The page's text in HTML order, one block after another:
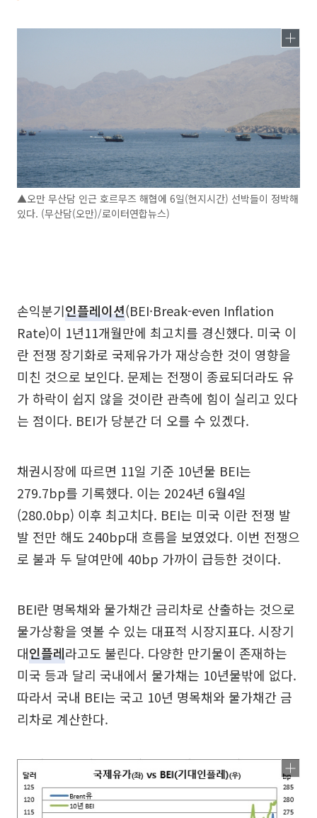
▲오만 무산담 인근 호르무즈 해협에 6일(현지시간) 선박들이 정박해
있다. (무산담(오만)/로이터연합뉴스)
손익분기인플레이션(BEI·Break-even Inflation
Rate)이 1년11개월만에 최고치를 경신했다. 미국 이
란 전쟁 장기화로 국제유가가 재상승한 것이 영향을
미친 것으로 보인다. 문제는 전쟁이 종료되더라도 유
가 하락이 쉽지 않을 것이란 관측에 힘이 실리고 있다
는 점이다. BEI가 당분간 더 오를 수 있겠다.
채권시장에 따르면 11일 기준 10년물 BEI는
279.7bp를 기록했다. 이는 2024년 6월4일
(280.0bp) 이후 최고치다. BEI는 미국 이란 전쟁 발
발 전만 해도 240bp대 흐름을 보였었다. 이번 전쟁으
로 불과 두 달여만에 40bp 가까이 급등한 것이다.
BEI란 명목채와 물가채간 금리차로 산출하는 것으로
물가상황을 엿볼 수 있는 대표적 시장지표다. 시장기
대인플레라고도 불린다. 다양한 만기물이 존재하는
미국 등과 달리 국내에서 물가채는 10년물밖에 없다.
따라서 국내 BEI는 국고 10년 명목채와 물가채간 금
리차로 계산한다.